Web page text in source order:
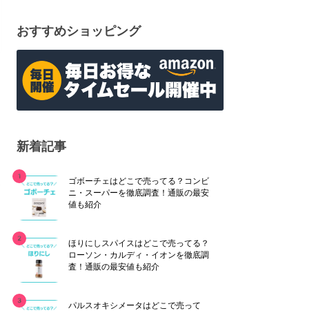
おすすめショッピング
新着記事
ゴボーチェはどこで売ってる？コンビ
ニ・スーパーを徹底調査！通販の最安
値も紹介
ほりにしスパイスはどこで売ってる？
ローソン・カルディ・イオンを徹底調
査！通販の最安値も紹介
パルスオキシメータはどこで売って